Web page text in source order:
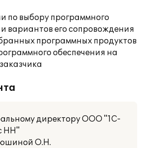
по выбору программного
вариантов его сопровождения
программных продуктов
обеспечения на
директору ООО "1С-
НН"
О.Н.